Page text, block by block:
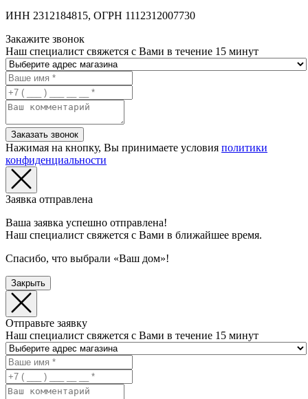
ИНН 2312184815, ОГРН 1112312007730
Закажите звонок
Наш специалист свяжется с Вами в течение 15 минут
Заказать звонок
Нажимая на кнопку, Вы принимаете условия политики
конфиденциальности
Заявка отправлена
Ваша заявка успешно отправлена!
Наш специалист свяжется с Вами в ближайшее время.
Спасибо, что выбрали «Ваш дом»!
Закрыть
Отправьте заявку
Наш специалист свяжется с Вами в течение 15 минут